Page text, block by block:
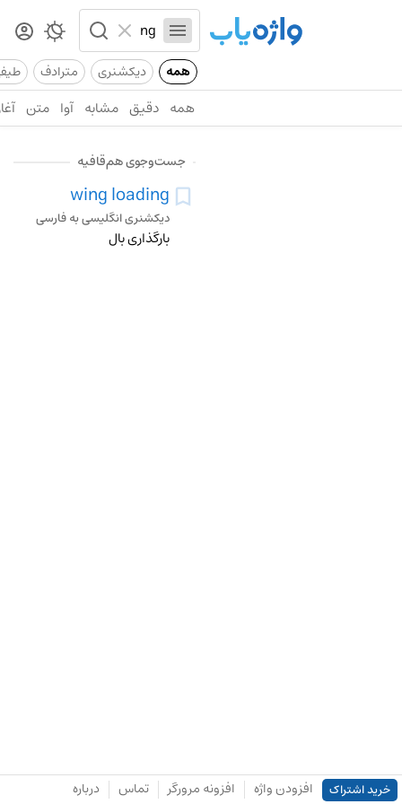
همه دیکشنری مترادف
همه دقیق مشابه آوا متن
جست‌وجوی هم‌قافیه
wing loading
دیکشنری انگلیسی به فارسی
بارگذاری بال
خرید اشتراک افزودن واژه افزونه مرورگر تماس درباره